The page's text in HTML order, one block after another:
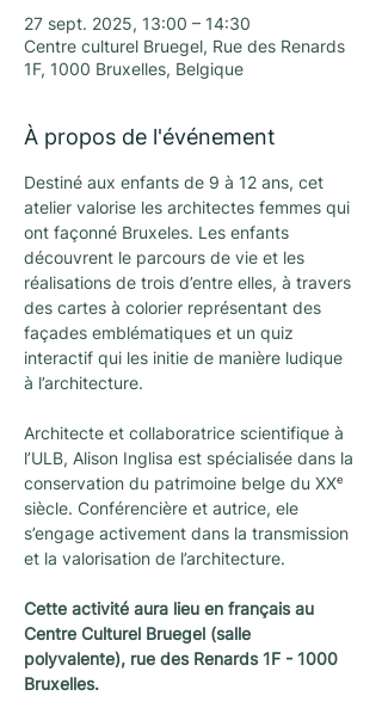
27 sept. 2025, 13:00 – 14:30
Centre culturel Bruegel, Rue des Renards
1F, 1000 Bruxelles, Belgique
À propos de l'événement
Destiné aux enfants de 9 à 12 ans, cet
atelier valorise les architectes femmes qui
ont façonné Bruxeles. Les enfants
découvrent le parcours de vie et les
réalisations de trois d’entre elles, à travers
des cartes à colorier représentant des
façades emblématiques et un quiz
interactif qui les initie de manière ludique
à l’architecture.
Architecte et collaboratrice scientifique à
l’ULB, Alison Inglisa est spécialisée dans la
conservation du patrimoine belge du XXᵉ
siècle. Conférencière et autrice, ele
s’engage activement dans la transmission
et la valorisation de l’architecture.
Cette activité aura lieu en français au
Centre Culturel Bruegel (salle
polyvalente), rue des Renards 1F - 1000
Bruxelles.